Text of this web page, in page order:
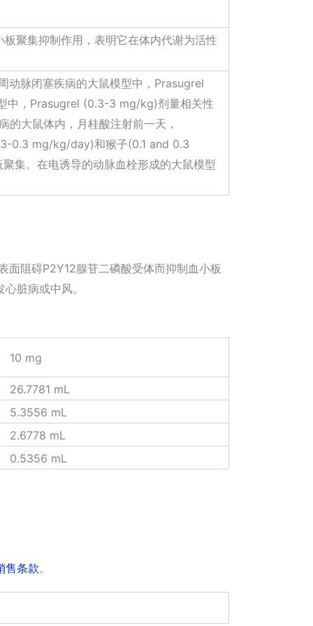
聚集抑制作用，表明它在体内代谢为活性
动脉闭塞疾病的大鼠模型中，Prasugrel
中，Prasugrel (0.3-3 mg/kg)剂量相关性
大鼠体内，月桂酸注射前一天，
0.3 mg/kg/day)和猴子(0.1 and 0.3
集。在电诱导的动脉血栓形成的大鼠模型
面阻碍P2Y12腺苷二磷酸受体而抑制血小板
脏病或中风。
10 mg
26.7781 mL
5.3556 mL
2.6778 mL
0.5356 mL
售条款。